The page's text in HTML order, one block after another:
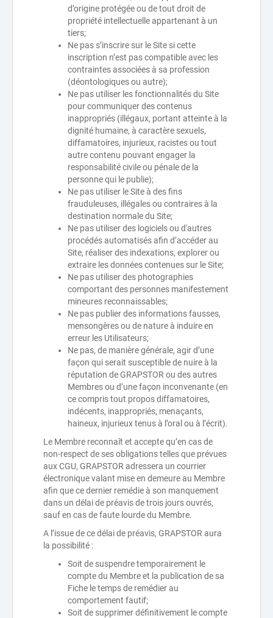
d’origine protégée ou de tout droit de
propriété intellectuelle appartenant à un
tiers;
Ne pas s’inscrire sur le Site si cette
inscription n’est pas compatible avec les
contraintes associées à sa profession
(déontologiques ou autre);
Ne pas utiliser les fonctionnalités du Site
pour communiquer des contenus
inappropriés (illégaux, portant atteinte à la
dignité humaine, à caractère sexuels,
diffamatoires, injurieux, racistes ou tout
autre contenu pouvant engager la
responsabilité civile ou pénale de la
personne qui le publie);
Ne pas utiliser le Site à des fins
frauduleuses, illégales ou contraires à la
destination normale du Site;
Ne pas utiliser des logiciels ou d'autres
procédés automatisés afin d’accéder au
Site, réaliser des indexations, explorer ou
extraire les données contenues sur le Site;
Ne pas utiliser des photographies
comportant des personnes manifestement
mineures reconnaissables;
Ne pas publier des informations fausses,
mensongères ou de nature à induire en
erreur les Utilisateurs;
Ne pas, de manière générale, agir d’une
façon qui serait susceptible de nuire à la
réputation de GRAPSTOR ou des autres
Membres ou d’une façon inconvenante (en
ce compris tout propos diffamatoires,
indécents, inappropriés, menaçants,
haineux, injurieux tenus à l’oral ou à l’écrit).
Le Membre reconnaît et accepte qu’en cas de
non-respect de ses obligations telles que prévues
aux CGU, GRAPSTOR adressera un courrier
électronique valant mise en demeure au Membre
afin que ce dernier remédie à son manquement
dans un délai de préavis de trois jours ouvrés,
sauf en cas de faute lourde du Membre.
A l’issue de ce délai de préavis, GRAPSTOR aura
la possibilité :
Soit de suspendre temporairement le
compte du Membre et la publication de sa
Fiche le temps de remédier au
comportement fautif;
Soit de supprimer définitivement le compte